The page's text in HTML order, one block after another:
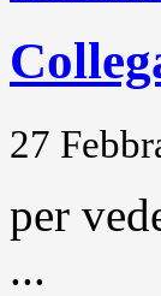
27
per
...